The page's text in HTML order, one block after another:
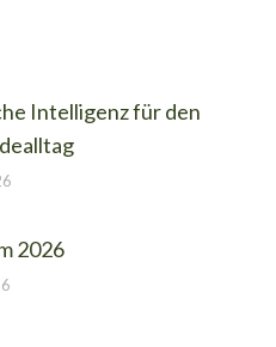
Intelligenz für den
2026